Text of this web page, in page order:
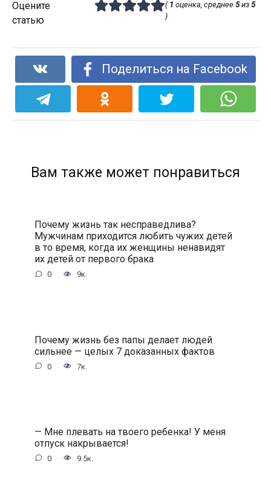
Оцените
статью
( 1 оценка, среднее 5из 5
)
Поделиться на Facebook
Вам также может понравиться
Почему жизнь так несправедлива?
Мужчинам приходится любить чужих детей
в то время, когда их женщины ненавидят
их детей от первого брака
0 9к.
Почему жизнь без папы делает людей
сильнее — целых 7 доказанных фактов
0 7к.
— Мне плевать на твоего ребенка! У меня
отпуск накрывается!
0 9.5к.